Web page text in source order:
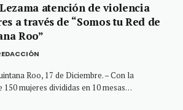
atención de violencia
a través de “Somos tu Red de
Roo”
Roo, 17 de Diciembre. – Con la
150 mujeres divididas en 10 mesas…